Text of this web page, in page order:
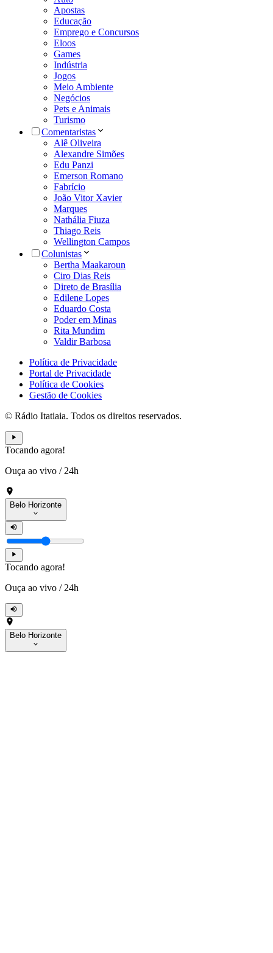
Apostas
Educação
Emprego e Concursos
Eloos
Games
Indústria
Jogos
Meio Ambiente
Negócios
Pets e Animais
Turismo
Comentaristas
Alê Oliveira
Alexandre Simões
Edu Panzi
Emerson Romano
Fabrício
João Vitor Xavier
Marques
Nathália Fiuza
Thiago Reis
Wellington Campos
Colunistas
Bertha Maakaroun
Ciro Dias Reis
Direto de Brasília
Edilene Lopes
Eduardo Costa
Poder em Minas
Rita Mundim
Valdir Barbosa
Política de Privacidade
Portal de Privacidade
Política de Cookies
Gestão de Cookies
© Rádio Itatiaia. Todos os direitos reservados.
Tocando agora!
Ouça ao vivo / 24h
Belo Horizonte
Tocando agora!
Ouça ao vivo / 24h
Belo Horizonte